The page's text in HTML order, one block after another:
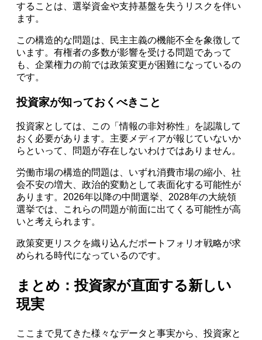
することは、選挙資金や支持基盤を失うリスクを伴い
ます。
この構造的な問題は、民主主義の機能不全を象徴して
います。有権者の多数が影響を受ける問題であって
も、企業権力の前では政策変更が困難になっているの
です。
投資家が知っておくべきこと
投資家としては、この「情報の非対称性」を認識して
おく必要があります。主要メディアが報じていないか
らといって、問題が存在しないわけではありません。
労働市場の構造的問題は、いずれ消費市場の縮小、社
会不安の増大、政治的変動として表面化する可能性が
あります。2026年以降の中間選挙、2028年の大統領
選挙では、これらの問題が前面に出てくる可能性が高
いと考えられます。
政策変更リスクを織り込んだポートフォリオ戦略が求
められる時代になっているのです。
まとめ：投資家が直面する新しい
現実
ここまで見てきた様々なデータと事実から、投資家と